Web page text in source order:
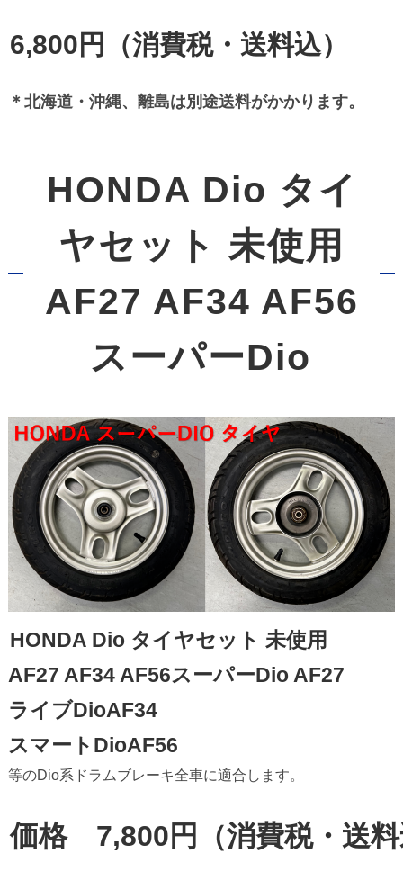
6,800円（消費税・送料込）
＊北海道・沖縄、離島は別途送料がかかります。
HONDA Dio タイ
ヤセット 未使用
AF27 AF34 AF56
スーパーDio
HONDA Dio タイヤセット 未使用
AF27 AF34 AF56スーパーDio AF27
ライブDioAF34
スマートDioAF56
等のDio系ドラムブレーキ全車に適合します。
価格　7,800円（消費税・送